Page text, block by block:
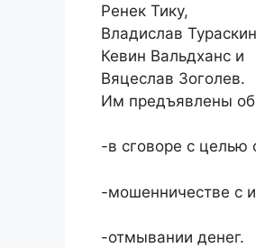
Ренек Тику,
Владислав
Кевин Вальдханс и
Вяцеслав Зоголев.
Им предъявлены
-в сговоре с целью
-мошенничестве с
-отмывании денег.